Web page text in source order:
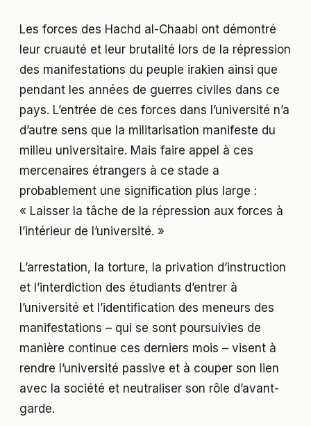
Les forces des Hachd al-Chaabi ont démontré
leur cruauté et leur brutalité lors de la répression
des manifestations du peuple irakien ainsi que
pendant les années de guerres civiles dans ce
pays. L’entrée de ces forces dans l’université n’a
d’autre sens que la militarisation manifeste du
milieu universitaire. Mais faire appel à ces
mercenaires étrangers à ce stade a
probablement une signification plus large :
« Laisser la tâche de la répression aux forces à
l’intérieur de l’université. »
L’arrestation, la torture, la privation d’instruction
et l’interdiction des étudiants d’entrer à
l’université et l’identification des meneurs des
manifestations – qui se sont poursuivies de
manière continue ces derniers mois – visent à
rendre l’université passive et à couper son lien
avec la société et neutraliser son rôle d’avant-
garde.